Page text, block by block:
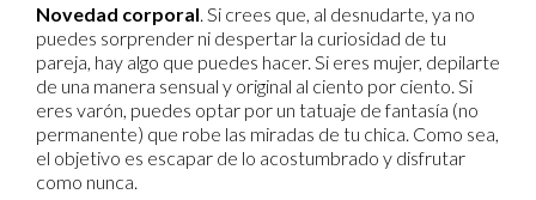
Novedad corporal . Si crees que, al desnudarte, ya no
puedes sorprender ni despertar la curiosidad de tu
pareja, hay algo que puedes hacer. Si eres mujer, depilarte
de una manera sensual y original al ciento por ciento. Si
eres varón, puedes optar por un tatuaje de fantasía (no
permanente) que robe las miradas de tu chica. Como sea,
el objetivo es escapar de lo acostumbrado y disfrutar
como nunca.